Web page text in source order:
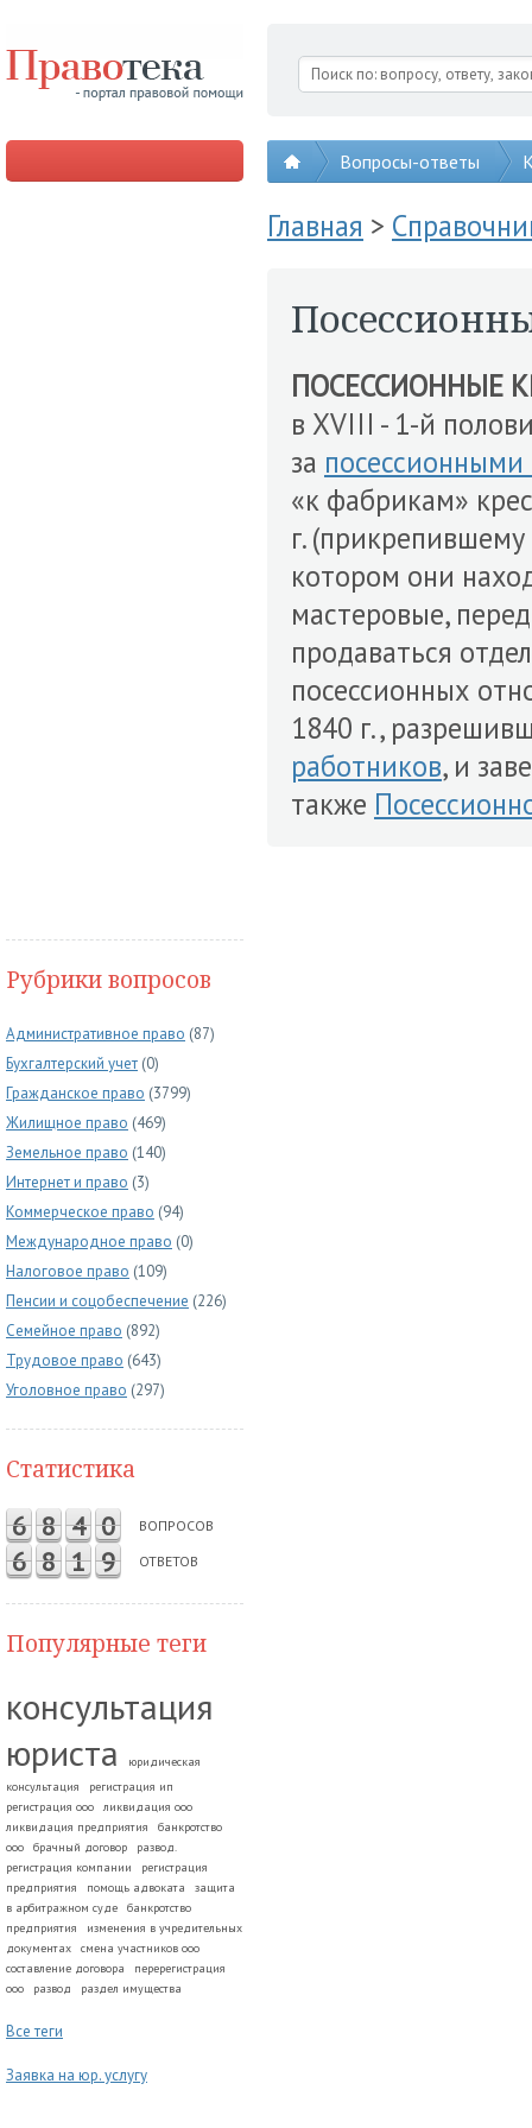
Вопросы-ответы
Рубрики вопросов
Административное право (87)
Бухгалтерский учет (0)
Гражданское право (3799)
Жилищное право (469)
Земельное право (140)
Интернет и право (3)
Коммерческое право (94)
Международное право (0)
Налоговое право (109)
Пенсии и соцобеспечение (226)
Семейное право (892)
Трудовое право (643)
Уголовное право (297)
Статистика
6 8 4 0 ВОПРОСОВ
6 8 1 9 ОТВЕТОВ
Популярные теги
консультация
юриста
юридическая
консультация
регистрация ип
регистрация ооо
ликвидация ооо
ликвидация предприятия
банкротство
ооо
брачный договор
развод.
регистрация компании
регистрация
предприятия
помощь адвоката
защита
в арбитражном суде
банкротство
предприятия
изменения в учредительных
документах
смена участников ооо
составление договора
перерегистрация
ооо
развод раздел имущества
Все теги
Заявка на юр. услугу
Главная >
ПОСЕССИОННЫЕ
в XVIII - 1-й
за
«к фабрикам»
г.
котором они
мастеровые,
продаваться
посессионных
1840 г.,
работников, и
также